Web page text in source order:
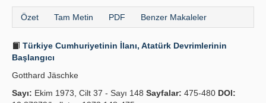
Özet Tam Metin PDF Benzer Makaleler
Türkiye Cumhuriyetinin İlanı, Atatürk Devrimlerinin
Başlangıcı
Gotthard Jäschke
Sayı: Ekim 1973, Cilt 37 - Sayı 148 Sayfalar: 475-480 DOI: